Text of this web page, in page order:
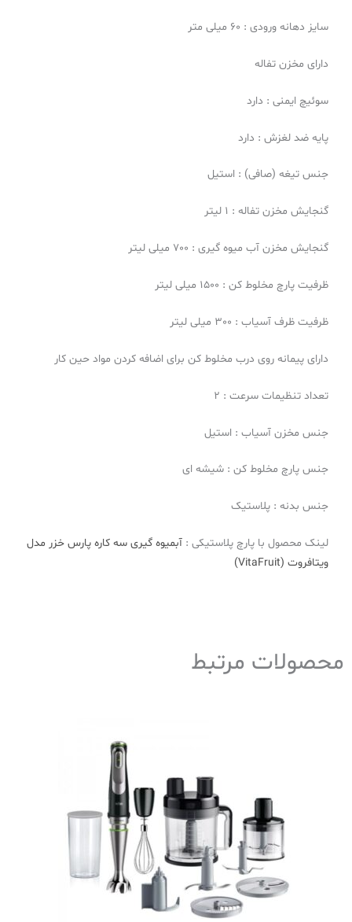
سایز دهانه ورودی : ۶۰ میلی متر
دارای مخزن تفاله
سوئیچ ایمنی : دارد
پایه ضد لغزش : دارد
جنس تیغه (صافی) : استیل
گنجایش مخزن تفاله : 1 لیتر
گنجایش مخزن آب میوه گیری : 700 میلی لیتر
ظرفیت پارچ مخلوط کن : 1500 میلی لیتر
ظرفیت ظرف آسیاب : 300 میلی لیتر
دارای پیمانه روی درب مخلوط کن برای اضافه کردن مواد حین کار
تعداد تنظیمات سرعت : ۲
جنس مخزن آسیاب : استیل
جنس پارچ مخلوط کن : شیشه ای
جنس بدنه : پلاستیک
لینک محصول با پارچ پلاستیکی : آبمیوه گیری سه کاره پارس خزر مدل
ویتافروت (VitaFruit)
محصولات مرتبط